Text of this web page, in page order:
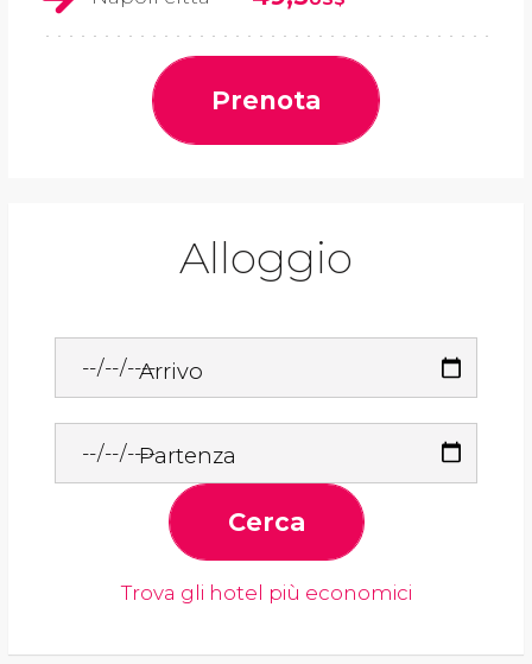
Prenota
Alloggio
Arrivo
Partenza
Cerca
Trova gli hotel più economici